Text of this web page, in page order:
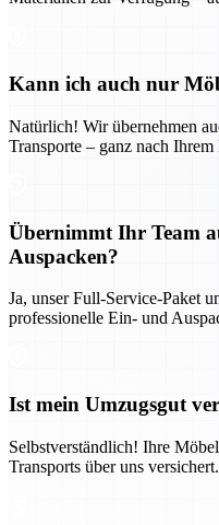
Kann ich auch nur
Natürlich! Wir übernehmen
Transporte – ganz nach Ihrem
Übernimmt Ihr Team
Auspacken?
Ja, unser Full-Service-Paket
professionelle Ein- und
Ist mein Umzugsgut
Selbstverständlich! Ihre
Transports über uns versichert.